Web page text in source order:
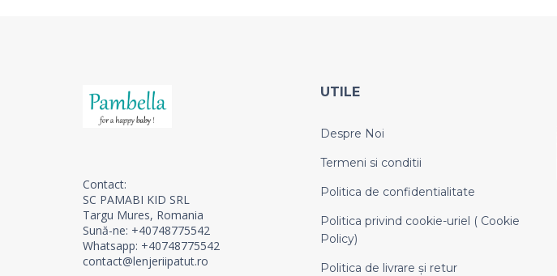
Contact:
SC PAMABI KID SRL
Targu Mures, Romania
Sună-ne: +40748775542
Whatsapp: +40748775542
contact@lenjeriipatut.ro
UTILE
Despre Noi
Termeni si conditii
Politica de confidentialitate
Politica privind cookie-uriel ( Cookie
Policy)
Politica de livrare și retur